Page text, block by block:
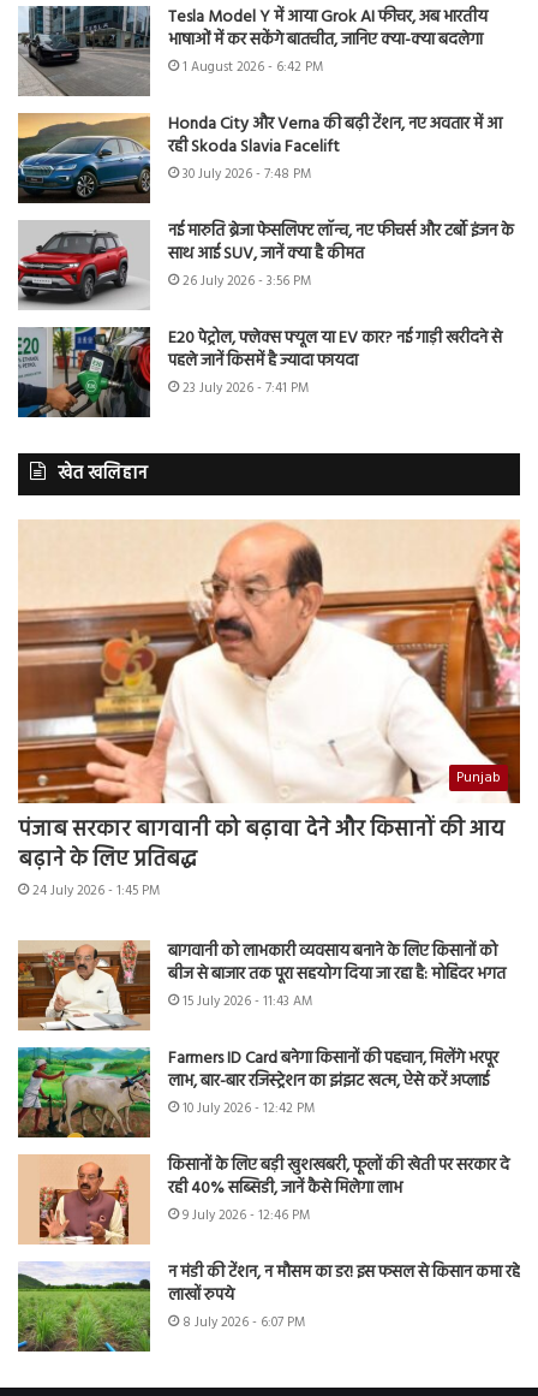
Tesla Model Y में आया Grok AI फीचर, अब भारतीय
भाषाओं में कर सकेंगे बातचीत, जानिए क्या-क्या बदलेगा
1 August 2026 - 6:42 PM
Honda City और Verna की बढ़ी टेंशन, नए अवतार में आ
रही Skoda Slavia Facelift
30 July 2026 - 7:48 PM
नई मारुति ब्रेजा फेसलिफ्ट लॉन्च, नए फीचर्स और टर्बो इंजन के
साथ आई SUV, जानें क्या है कीमत
26 July 2026 - 3:56 PM
E20 पेट्रोल, फ्लेक्स फ्यूल या EV कार? नई गाड़ी खरीदने से
पहले जानें किसमें है ज्यादा फायदा
23 July 2026 - 7:41 PM
खेत खलिहान
Punjab
पंजाब सरकार बागवानी को बढ़ावा देने और किसानों की आय
बढ़ाने के लिए प्रतिबद्ध
24 July 2026 - 1:45 PM
बागवानी को लाभकारी व्यवसाय बनाने के लिए किसानों को
बीज से बाजार तक पूरा सहयोग दिया जा रहा है: मोहिंदर भगत
15 July 2026 - 11:43 AM
Farmers ID Card बनेगा किसानों की पहचान, मिलेंगे भरपूर
लाभ, बार-बार रजिस्ट्रेशन का झंझट खत्म, ऐसे करें अप्लाई
10 July 2026 - 12:42 PM
किसानों के लिए बड़ी खुशखबरी, फूलों की खेती पर सरकार दे
रही 40% सब्सिडी, जानें कैसे मिलेगा लाभ
9 July 2026 - 12:46 PM
न मंडी की टेंशन, न मौसम का डर! इस फसल से किसान कमा रहे
लाखों रुपये
8 July 2026 - 6:07 PM